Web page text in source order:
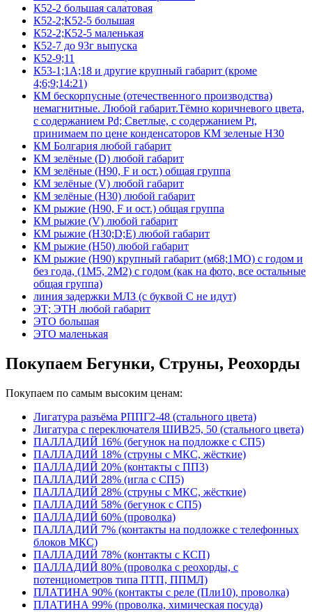
К52-2 большая салатовая
К52-2;К52-5 большая
К52-2;К52-5 маленькая
К52-7 до 93г выпуска
К52-9;11
К53-1;1А;18 и другие крупный габарит (кроме
4;6;9;14:21)
КМ бескорпусные (отечественного производства)
немагнитные. Любой габарит.Тёмно коричневого цвета,
с содержанием Pd; Светлые, с содержанием Pt,
принимаем по цене конденсаторов КМ зеленые Н30
КМ Болгария любой габарит
КМ зелёные (D) любой габарит
КМ зелёные (H90, F и ост.) общая группа
КМ зелёные (V) любой габарит
КМ зелёные (Н30) любой габарит
КМ рыжие (H90, F и ост.) общая группа
КМ рыжие (V) любой габарит
КМ рыжие (Н30;D;E) любой габарит
КМ рыжие (Н50) любой габарит
КМ рыжие (Н90) крупный габарит (м68;1МО) с годом и
без года, (1М5, 2М2) с годом (как на фото, все остальные
общая группа)
линия задержки МЛЗ (с буквой С не идут)
ЭТ; ЭТН любой габарит
ЭТО большая
ЭТО маленькая
Покупаем Бегунки, Струны, Реохорды
Покупаем по самым высоким ценам:
Лигатура разъёма РППГ2-48 (стального цвета)
Лигатура с переключателя ШИВ25, 50 (стального цвета)
ПАЛЛАДИЙ 16% (бегунок на подложке с СП5)
ПАЛЛАДИЙ 18% (струны с МКС, жёсткие)
ПАЛЛАДИЙ 20% (контакты с ПП3)
ПАЛЛАДИЙ 28% (игла с СП5)
ПАЛЛАДИЙ 28% (струны с МКС, жёсткие)
ПАЛЛАДИЙ 58% (бегунок с СП5)
ПАЛЛАДИЙ 60% (проволка)
ПАЛЛАДИЙ 7% (контакты на подложке с телефонных
блоков МКС)
ПАЛЛАДИЙ 78% (контакты с КСП)
ПАЛЛАДИЙ 80% (проволка с реохорды, с
потенциометров типа ПТП, ППМЛ)
ПЛАТИНА 90% (контакты с реле (Пли10), проволка)
ПЛАТИНА 99% (проволка, химическая посуда)